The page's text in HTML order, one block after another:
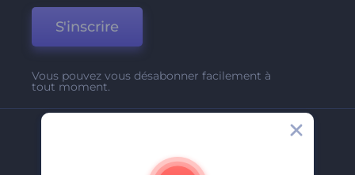
S'inscrire
Vous pouvez vous désabonner facilement à
tout moment.
A Propos De Nous